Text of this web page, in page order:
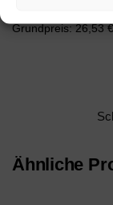
Grundpreis: 26,53
Ähnliche